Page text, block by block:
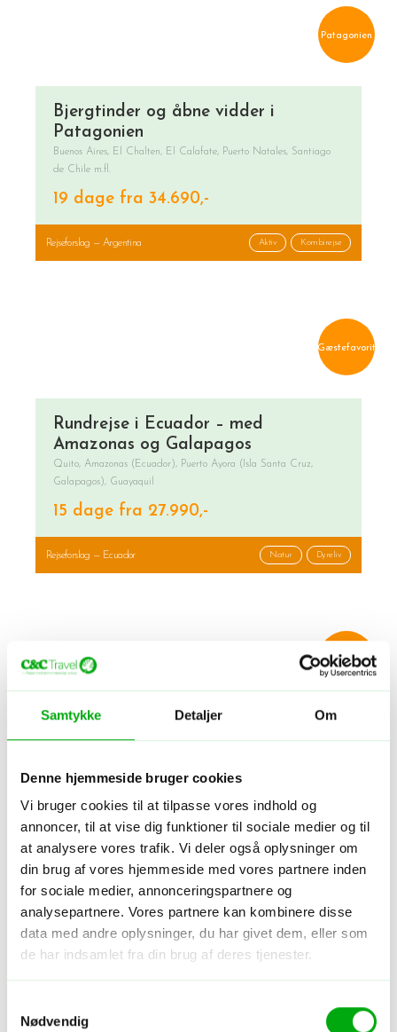
Samtykke Detaljer Om
Denne hjemmeside bruger cookies
Vi bruger cookies til at tilpasse vores indhold og
annoncer, til at vise dig funktioner til sociale medier og til
at analysere vores trafik. Vi deler også oplysninger om
din brug af vores hjemmeside med vores partnere inden
for sociale medier, annonceringspartnere og
analysepartnere. Vores partnere kan kombinere disse
data med andre oplysninger, du har givet dem, eller som
de har indsamlet fra din brug af deres tjenester.
Nødvendig
Patagonien
Bjergtinder og åbne vidder i
Patagonien
Buenos Aires, El Chalten, El Calafate, Puerto Natales, Santiago
de Chile m.fl.
19 dage fra 34.690,-
Rejseforslag — Argentina Aktiv Kombirejse
Gæstefavorit
Rundrejse i Ecuador – med
Amazonas og Galapagos
Quito, Amazonas (Ecuador), Puerto Ayora (Isla Santa Cruz,
Galapagos), Guayaquil
15 dage fra 27.990,-
Rejseforslag — Ecuador Natur Dyreliv
Den vilde
rejse!
Colombia
23 dage - Spørg for pris
Rejseforslag — Colombia Rundrejse Byliv